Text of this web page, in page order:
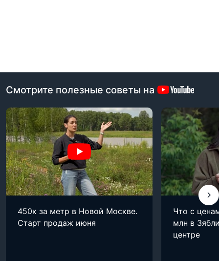
Смотрите полезные советы на
450к за метр в Новой Москве.
Старт продаж июня
Что с
млн в
центре